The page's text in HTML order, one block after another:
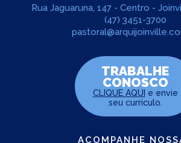
Rua Jaguaruna, 147 - Centro -
(47) 3451-3700
TRABALHE
CONOSCO
CLIQUE AQUI e envie
seu curriculo.
ACOMPANHE